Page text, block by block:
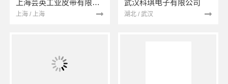
上海芸英工业皮带有限公司
上海 / 上海
武汉科琪电子有限公司
湖北 / 武汉